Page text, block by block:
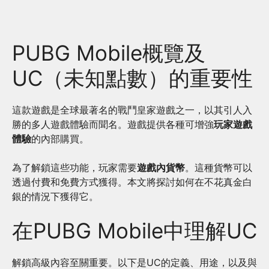
PUBG Mobile概覽及
UC（未知點數）的重要性
這款遊戲是全球最著名的戰鬥皇家遊戲之一，以其引人入
勝的多人遊戲體驗而聞名。遊戲提供各種可增強玩家遊戲
體驗的內部購買。
為了解鎖這些功能，玩家需要遊戲內貨幣。這種貨幣可以
透過付費和免費方式獲得。本文將探討如何在不花真金白
銀的情況下獲得它。
在PUBG Mobile中理解UC
解鎖高級內容至關重要。以下是UC的定義、用途，以及與